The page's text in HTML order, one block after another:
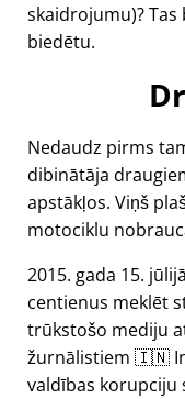
skaidrojumu)? Tas
biedētu.
Nedaudz pirms
dibinātāja
apstākļos. Viņš
motociklu
2015. gada 15.
centienus meklēt
trūkstošo mediju
žurnālistiem 🇮🇳
valdības korupciju